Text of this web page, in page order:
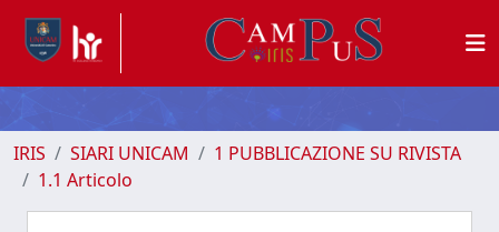
IRIS SIARI UNICAM
1 PUBBLICAZIONE SU RIVISTA
1.1 Articolo